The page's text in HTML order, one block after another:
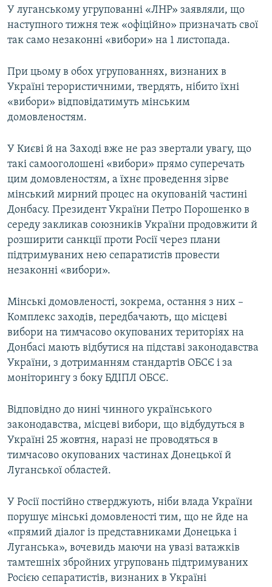
У луганському угрупованні «ЛНР» заявляли, що
наступного тижня теж «офіційно» призначать свої
так само незаконні «вибори» на 1 листопада.
При цьому в обох угрупованнях, визнаних в
Україні терористичними, твердять, нібито їхні
«вибори» відповідатимуть мінським
домовленостям.
У Києві й на Заході вже не раз звертали увагу, що
такі самооголошені «вибори» прямо суперечать
цим домовленостям, а їхнє проведення зірве
мінський мирний процес на окупованій частині
Донбасу. Президент України Петро Порошенко в
середу закликав союзників України продовжити й
розширити санкції проти Росії через плани
підтримуваних нею сепаратистів провести
незаконні «вибори».
Мінські домовленості, зокрема, остання з них –
Комплекс заходів, передбачають, що місцеві
вибори на тимчасово окупованих територіях на
Донбасі мають відбутися на підставі законодавства
України, з дотриманням стандартів ОБСЄ і за
моніторингу з боку БДІПЛ ОБСЄ.
Відповідно до нині чинного українського
законодавства, місцеві вибори, що відбудуться в
Україні 25 жовтня, наразі не проводяться в
тимчасово окупованих частинах Донецької й
Луганської областей.
У Росії постійно стверджують, ніби влада України
порушує мінські домовленості тим, що не йде на
«прямий діалог із представниками Донецька і
Луганська», вочевидь маючи на увазі ватажків
тамтешніх збройних угруповань підтримуваних
Росією сепаратистів, визнаних в Україні